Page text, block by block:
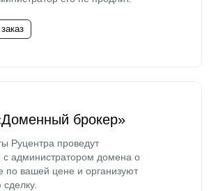
брокер»
Руцентра проведут
с администратором домена о
по вашей цене и организуют